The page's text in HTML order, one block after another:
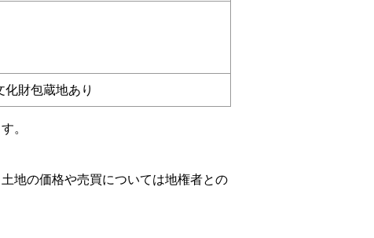
財包蔵地あり
。
地の価格や売買については地権者との